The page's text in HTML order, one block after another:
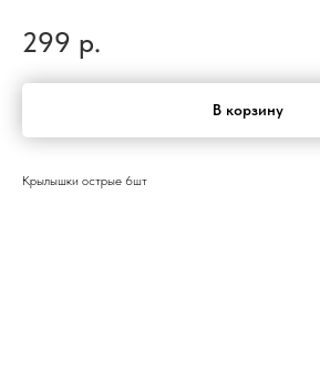
299 р.
В корзину
Крылышки острые 6шт